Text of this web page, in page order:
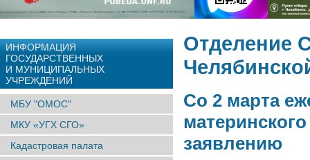
ИНФОРМАЦИЯ
ГОСУДАРСТВЕННЫХ
И МУНИЦИПАЛЬНЫХ
УЧРЕЖДЕНИЙ
МБУ "ОМОС"
МКУ «УГХ СГО»
Кадастровая палата
Отделение
Со 2 марта
заявлению